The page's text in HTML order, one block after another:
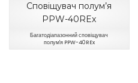
Сповіщувач полум’я
PPW-40REx
Багатодіапазонний сповіщувач
полум'я PPW-40REx